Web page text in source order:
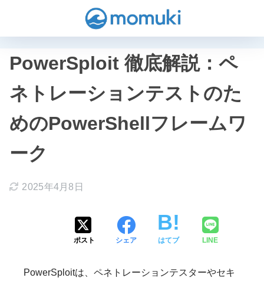
PowerSploit 徹底解説：ペ
ネトレーションテストのた
めのPowerShellフレームワ
ーク
2025年4月8日
ポスト シェア はてブ LINE
PowerSploitは、ペネトレーションテスターやセキ